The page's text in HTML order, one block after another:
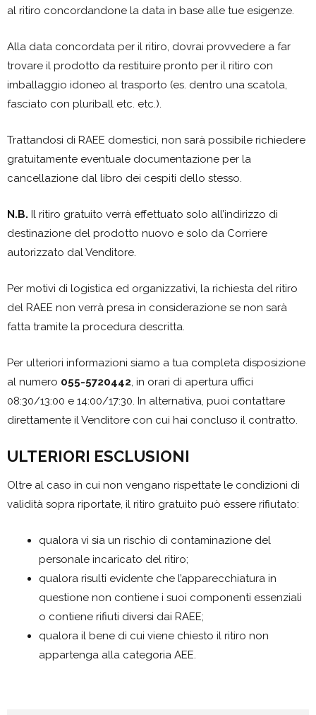
al ritiro concordandone la data in base alle tue esigenze.
Alla data concordata per il ritiro, dovrai provvedere a far
trovare il prodotto da restituire pronto per il ritiro con
imballaggio idoneo al trasporto (es. dentro una scatola,
fasciato con pluriball etc. etc.).
Trattandosi di RAEE domestici, non sarà possibile richiedere
gratuitamente eventuale documentazione per la
cancellazione dal libro dei cespiti dello stesso.
N.B. Il ritiro gratuito verrà effettuato solo all’indirizzo di
destinazione del prodotto nuovo e solo da Corriere
autorizzato dal Venditore.
Per motivi di logistica ed organizzativi, la richiesta del ritiro
del RAEE non verrà presa in considerazione se non sarà
fatta tramite la procedura descritta.
Per ulteriori informazioni siamo a tua completa disposizione
al numero 055-5720442, in orari di apertura uffici
08:30/13:00 e 14:00/17:30. In alternativa, puoi contattare
direttamente il Venditore con cui hai concluso il contratto.
ULTERIORI ESCLUSIONI
Oltre al caso in cui non vengano rispettate le condizioni di
validità sopra riportate, il ritiro gratuito può essere rifiutato:
qualora vi sia un rischio di contaminazione del
personale incaricato del ritiro;
qualora risulti evidente che l’apparecchiatura in
questione non contiene i suoi componenti essenziali
o contiene rifiuti diversi dai RAEE;
qualora il bene di cui viene chiesto il ritiro non
appartenga alla categoria AEE.